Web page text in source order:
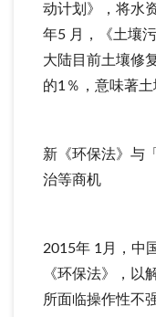
动计划》，将水
年5 月，《土壤
大陆目前土壤修
的1％，意味著土
新《环保法》与
治等商机
2015年 1月，中
《环保法》，以
所面临操作性不